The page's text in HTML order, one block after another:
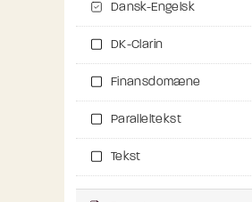
Dansk-Engelsk
DK-Clarin
Finansdomæne
Paralleltekst
Tekst